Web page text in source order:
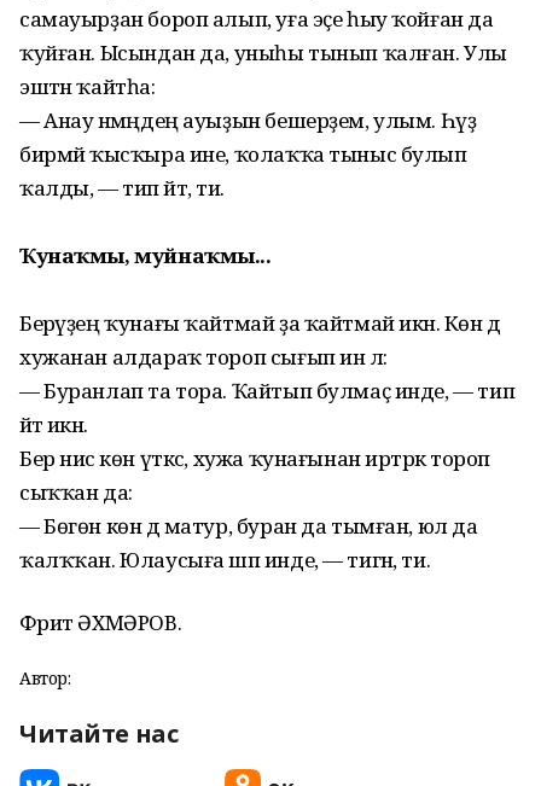
самауырҙан бороп алып, уға эҫе һыу ҡойған да
ҡуйған. Ысындан да, уныһы тынып ҡалған. Улы
эштән ҡайтһа:
— Анау нәмәңдең ауыҙын бешерҙем, улым. Һүҙ
бирмәй ҡысҡыра ине, ҡолаҡҡа тыныс булып
ҡалды, — тип әйтә, ти.
Ҡунаҡмы, муйнаҡмы...
Берәүҙең ҡунағы ҡайтмай ҙа ҡайтмай икән. Көн дә
хужанан алдараҡ тороп сығып инә лә:
— Буранлап та тора. Ҡайтып булмаҫ инде, — тип
әйтә икән.
Бер нисә көн үткәс, хужа ҡунағынан иртәрәк тороп
сыҡҡан да:
— Бөгөн көн дә матур, буран да тым­ған, юл да
ҡалҡҡан. Юлаусыға шәп инде, — тигән, ти.
Фәрит ӘХМӘРОВ.
Автор:
Читайте нас